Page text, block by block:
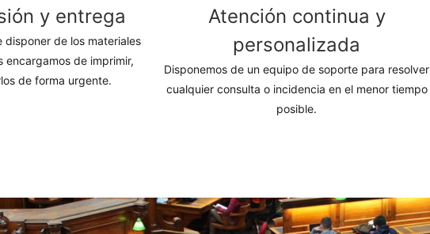
y entrega
disponer de los materiales
de imprimir,
de forma urgente.
Atención continua y
personalizada
Disponemos de un equipo de soporte para resolver
cualquier consulta o incidencia en el menor tiempo
posible.